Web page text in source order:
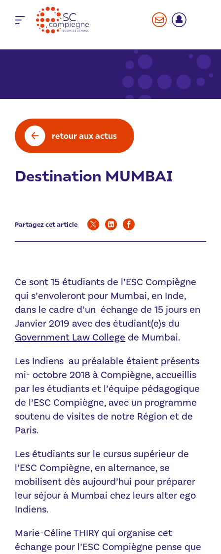
retour aux actus
Destination MUMBAI
Partagez cet article
Ce sont 15 étudiants de l’ESC Compiègne
qui s’envoleront pour Mumbai, en Inde,
dans le cadre d’un échange de 15 jours en
Janvier 2019 avec des étudiant(e)s du
Government Law College de Mumbai.
Les Indiens au préalable étaient présents
mi- octobre 2018 à Compiègne, accueillis
par les étudiants et l’équipe pédagogique
de l’ESC Compiègne, avec un programme
soutenu de visites de notre Région et de
Paris.
Les étudiants sur le cursus supérieur de
l’ESC Compiègne, en alternance, se
mobilisent dès aujourd’hui pour préparer
leur séjour à Mumbai chez leurs alter ego
Indiens.
Marie-Céline THIRY qui organise cet
échange pour l’ESC Compiègne pense que